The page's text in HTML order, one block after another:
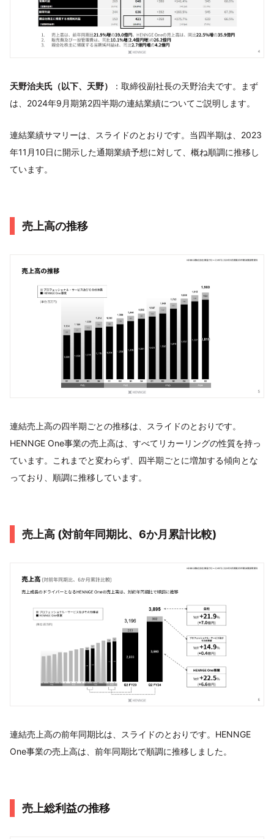
天野治夫氏（以下、天野）
：取締役副社長の天野治夫です。まず
は、2024年9月期第2四半期の連結業績についてご説明します。
連結業績サマリーは、スライドのとおりです。当四半期は、2023
年11月10日に開示した通期業績予想に対して、概ね順調に推移し
ています。
売上⾼の推移
連結売上高の四半期ごとの推移は、スライドのとおりです。
HENNGE One事業の売上高は、すべてリカーリングの性質を持っ
ています。これまでと変わらず、四半期ごとに増加する傾向とな
っており、順調に推移しています。
売上⾼ (対前年同期⽐、6か⽉累計⽐較)
連結売上高の前年同期比は、スライドのとおりです。HENNGE
One事業の売上高は、前年同期比で順調に推移しました。
売上総利益の推移